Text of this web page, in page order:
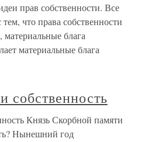
прав собственности. Все
что права собственности
блага
материальные блага
собственность
Князь Скорбной памяти
Нынешний год